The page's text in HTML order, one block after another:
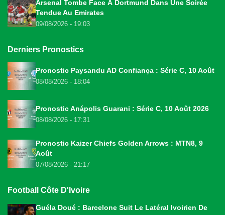
Arsenal Tombe Face À Dortmund Dans Une Soirée
Tendue Au Emirates
09/08/2026 - 19:03
Derniers Pronostics
Pronostic Paysandu AD Confiança : Série C, 10 Août
08/08/2026 - 18:04
Pronostic Anápolis Guarani : Série C, 10 Août 2026
08/08/2026 - 17:31
Pronostic Kaizer Chiefs Golden Arrows : MTN8, 9
Août
07/08/2026 - 21:17
Football Côte D'Ivoire
Guéla Doué : Barcelone Suit Le Latéral Ivoirien De